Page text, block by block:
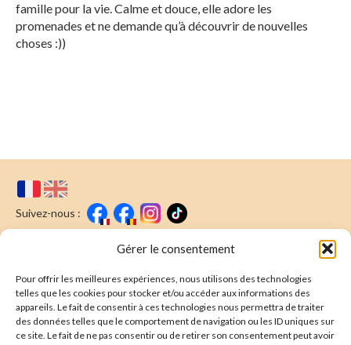
Gérer le consentement
Pour offrir les meilleures expériences, nous utilisons des technologies
telles que les cookies pour stocker et/ou accéder aux informations des
appareils. Le fait de consentir à ces technologies nous permettra de traiter
des données telles que le comportement de navigation ou les ID uniques sur
ce site. Le fait de ne pas consentir ou de retirer son consentement peut avoir
famille pour la vie. Calme et douce, elle adore les
promenades et ne demande qu’à découvrir de nouvelles
choses :))
Suivez-nous :
Nous écrire
Newsletter
E-mail* : Souscrire